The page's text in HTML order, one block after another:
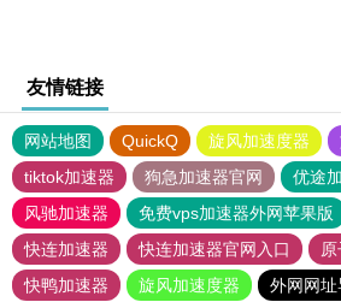
友情链接
网站地图 QuickQ 旋风加速度器
tiktok加速器
狗急加速器官网
优途
风驰加速器
免费vps加速器外网苹果版
快连加速器
快连加速器官网入口
快鸭加速器
旋风加速度器 外网网址